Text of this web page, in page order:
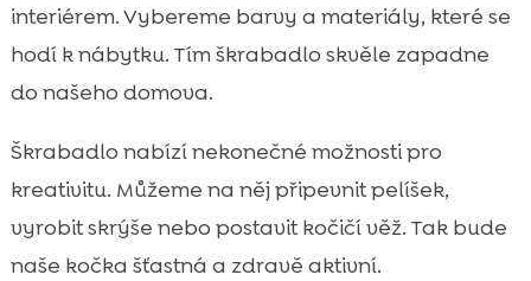
interiérem. Vybereme barvy a materiály, které se
hodí k nábytku. Tím škrabadlo skvěle zapadne
do našeho domova.
Škrabadlo nabízí nekonečné možnosti pro
kreativitu. Můžeme na něj připevnit pelíšek,
vyrobit skrýše nebo postavit kočičí věž. Tak bude
naše kočka šťastná a zdravě aktivní.